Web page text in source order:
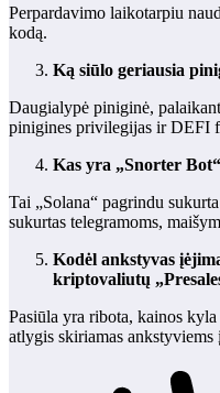
Perpardavimo laikotarpiu
kodą.
Ką siūlo geriausia
Daugialypė piniginė,
pinigines privilegijas ir DEFI
Kas yra „Snorter
Tai „Solana“ pagrindu
sukurtas telegramoms,
Kodėl ankstyvas
kriptovaliutų
Pasiūla yra ribota, kainos
atlygis skiriamas ankstyviems